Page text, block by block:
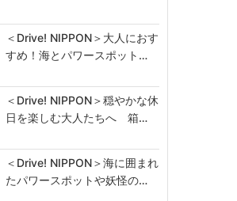
＜Drive! NIPPON＞大人におす
すめ！海とパワースポット…
＜Drive! NIPPON＞穏やかな休
日を楽しむ大人たちへ 箱…
＜Drive! NIPPON＞海に囲まれ
たパワースポットや妖怪の…